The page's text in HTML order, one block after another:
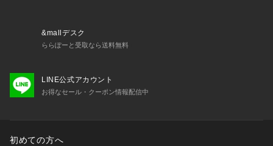
&mallデスク
ららぽーと受取なら送料無料
LINE公式アカウント
お得なセール・クーポン情報配信中
初めての方へ